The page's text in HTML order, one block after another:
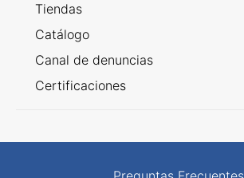
Tiendas
Catálogo
Canal de denuncias
Certificaciones